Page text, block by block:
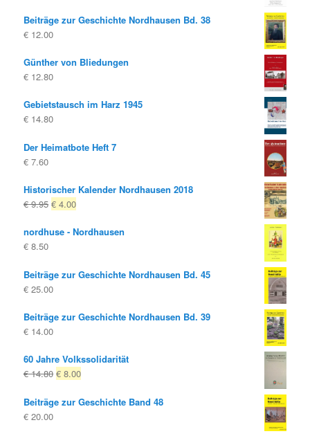
Beiträge zur Geschichte Nordhausen Bd. 38
€ 12.00
Günther von Bliedungen
€ 12.80
Gebietstausch im Harz 1945
€ 14.80
Der Heimatbote Heft 7
€ 7.60
Historischer Kalender Nordhausen 2018
€9.95 Ursprünglicher
war:
€ 4.00Aktueller
ist:
nordhuse - Nordhausen
€ 8.50
Beiträge zur Geschichte Nordhausen Bd. 45
€ 25.00
Beiträge zur Geschichte Nordhausen Bd. 39
€ 14.00
60 Jahre Volkssolidarität
€14.80 Ursprünglicher
war:
€ 8.00Aktueller
ist:
Beiträge zur Geschichte Band 48
€ 20.00